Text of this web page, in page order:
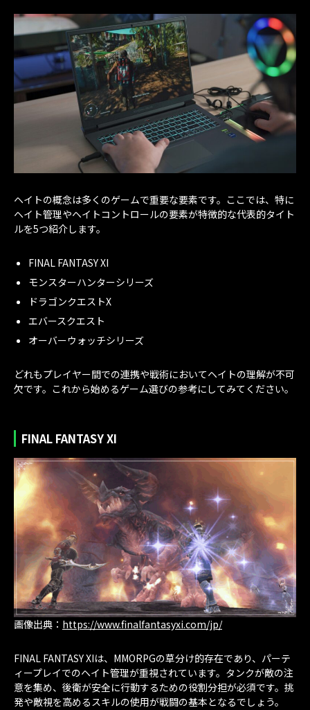
ヘイトの概念は多くのゲームで重要な要素です。ここでは、特に
ヘイト管理やヘイトコントロールの要素が特徴的な代表的タイト
ルを5つ紹介します。
FINAL FANTASY XI
モンスターハンターシリーズ
ドラゴンクエストX
エバースクエスト
オーバーウォッチシリーズ
どれもプレイヤー間での連携や戦術においてヘイトの理解が不可
欠です。これから始めるゲーム選びの参考にしてみてください。
FINAL FANTASY XI
画像出典： https://www.finalfantasyxi.com/jp/
FINAL FANTASY XIは、MMORPGの草分け的存在であり、パーテ
ィープレイでのヘイト管理が重視されています。タンクが敵の注
意を集め、後衛が安全に行動するための役割分担が必須です。挑
発や敵視を高めるスキルの使用が戦闘の基本となるでしょう。